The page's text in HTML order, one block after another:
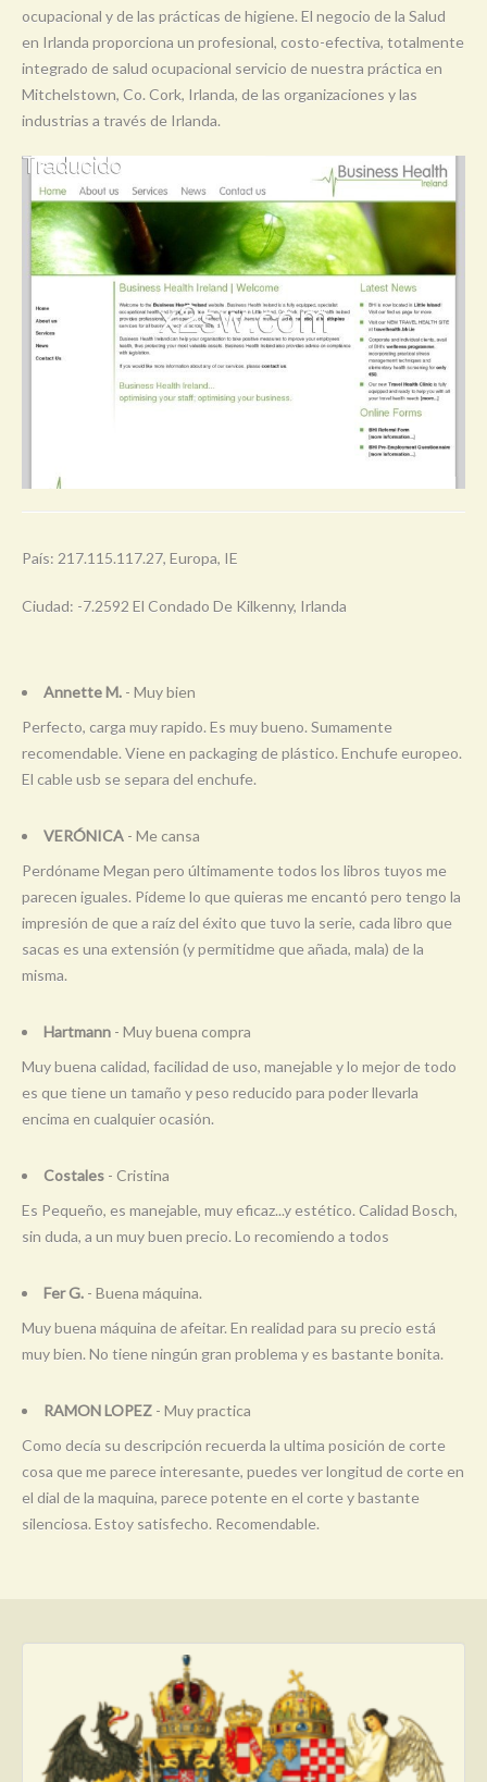
ocupacional y de las prácticas de higiene. El negocio de la Salud
en Irlanda proporciona un profesional, costo-efectiva, totalmente
integrado de salud ocupacional servicio de nuestra práctica en
Mitchelstown, Co. Cork, Irlanda, de las organizaciones y las
industrias a través de Irlanda.
País: 217.115.117.27, Europa, IE
Ciudad: -7.2592 El Condado De Kilkenny, Irlanda
Annette M. - Muy bien
Perfecto, carga muy rapido. Es muy bueno. Sumamente
recomendable. Viene en packaging de plástico. Enchufe europeo.
El cable usb se separa del enchufe.
VERÓNICA - Me cansa
Perdóname Megan pero últimamente todos los libros tuyos me
parecen iguales. Pídeme lo que quieras me encantó pero tengo la
impresión de que a raíz del éxito que tuvo la serie, cada libro que
sacas es una extensión (y permitidme que añada, mala) de la
misma.
Hartmann - Muy buena compra
Muy buena calidad, facilidad de uso, manejable y lo mejor de todo
es que tiene un tamaño y peso reducido para poder llevarla
encima en cualquier ocasión.
Costales - Cristina
Es Pequeño, es manejable, muy eficaz...y estético. Calidad Bosch,
sin duda, a un muy buen precio. Lo recomiendo a todos
Fer G. - Buena máquina.
Muy buena máquina de afeitar. En realidad para su precio está
muy bien. No tiene ningún gran problema y es bastante bonita.
RAMON LOPEZ - Muy practica
Como decía su descripción recuerda la ultima posición de corte
cosa que me parece interesante, puedes ver longitud de corte en
el dial de la maquina, parece potente en el corte y bastante
silenciosa. Estoy satisfecho. Recomendable.